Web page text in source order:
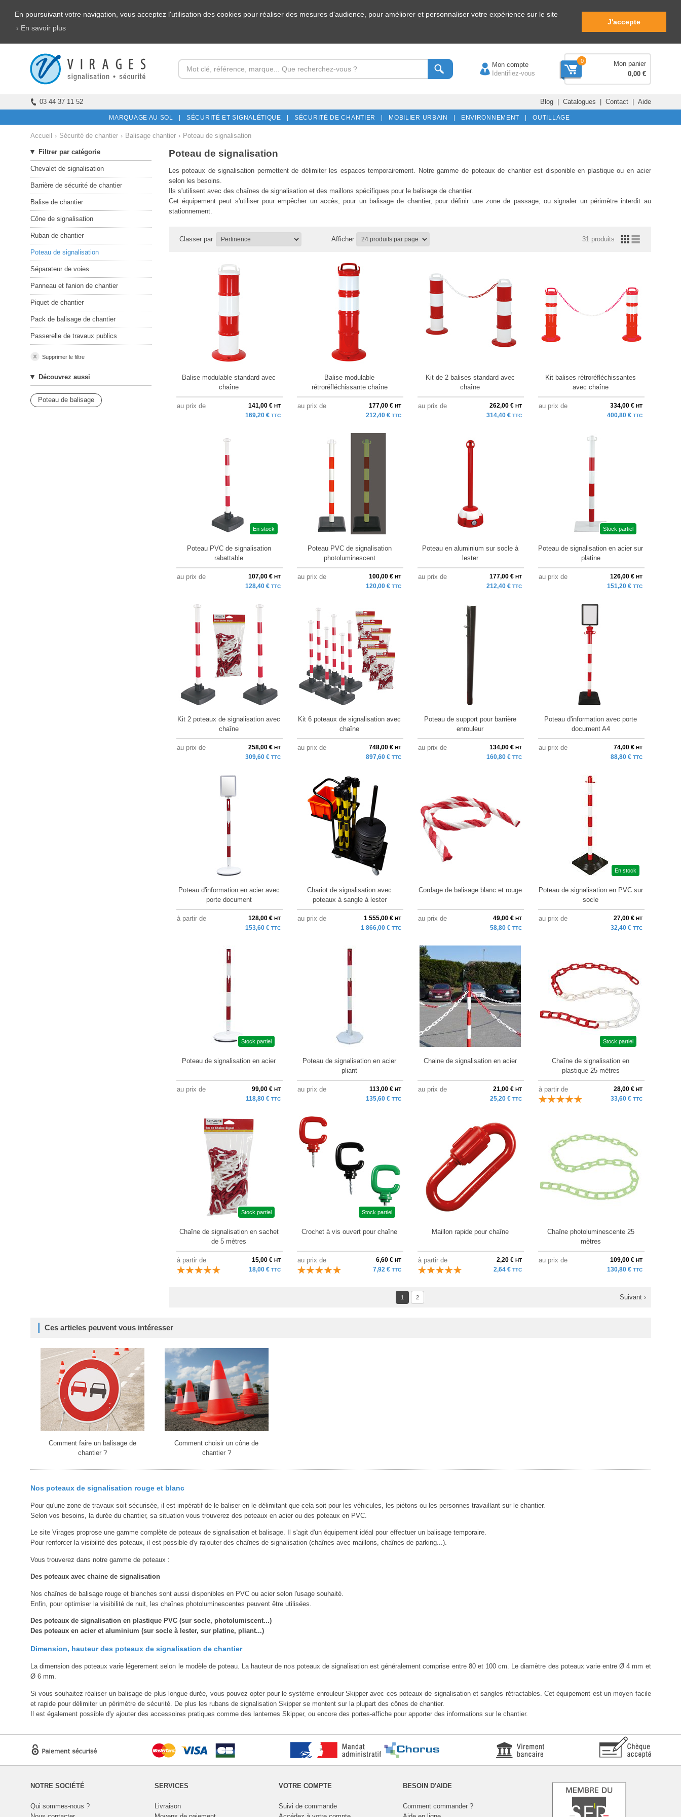
En poursuivant votre navigation, vous acceptez l'utilisation des cookies pour réaliser des mesures d'audience, pour améliorer et personnaliser votre expérience sur le site
› En savoir plus
J'accepte
Mon compte
Identifiez-vous
0
Mon panier
0,00 €
03 44 37 11 52 Blog| Catalogues | Contact| Aide
MARQUAGE AU SOL | SÉCURITÉ ET SIGNALÉTIQUE | SÉCURITÉ DE CHANTIER | MOBILIER URBAIN | ENVIRONNEMENT | OUTILLAGE
Accueil › Sécurité de chantier › Balisage chantier › Poteau de signalisation
Filtrer par catégorie
Chevalet de signalisation
Barrière de sécurité de chantier
Balise de chantier
Cône de signalisation
Ruban de chantier
Poteau de signalisation
Séparateur de voies
Panneau et fanion de chantier
Piquet de chantier
Pack de balisage de chantier
Passerelle de travaux publics
Supprimer le filtre
Découvrez aussi
Poteau de balisage
Poteau de signalisation
Les poteaux de signalisation permettent de délimiter les espaces temporairement. Notre gamme de poteaux de chantier est disponible en plastique ou en acier
selon les besoins.
Ils s'utilisent avec des chaînes de signalisation et des maillons spécifiques pour le balisage de chantier.
Cet équipement peut s'utiliser pour empêcher un accès, pour un balisage de chantier, pour définir une zone de passage, ou signaler un périmètre interdit au
stationnement.
Classer par Afficher 31 produits
Balise modulable standard avec
chaîne
au prix de 141,00 € HT
169,20 € TTC
Balise modulable
rétroréfléchissante chaîne
au prix de 177,00 € HT
212,40 € TTC
Kit de 2 balises standard avec
chaîne
au prix de 262,00 € HT
314,40 € TTC
Kit balises rétroréfléchissantes
avec chaîne
au prix de 334,00 € HT
400,80 € TTC
En stock
Poteau PVC de signalisation
rabattable
au prix de 107,00 € HT
128,40 € TTC
Poteau PVC de signalisation
photoluminescent
au prix de 100,00 € HT
120,00 € TTC
Poteau en aluminium sur socle à
lester
au prix de 177,00 € HT
212,40 € TTC
Stock partiel
Poteau de signalisation en acier sur
platine
au prix de 126,00 € HT
151,20 € TTC
Kit 2 poteaux de signalisation avec
chaîne
au prix de 258,00 € HT
309,60 € TTC
Kit 6 poteaux de signalisation avec
chaîne
au prix de 748,00 € HT
897,60 € TTC
Poteau de support pour barrière
enrouleur
au prix de 134,00 € HT
160,80 € TTC
Poteau d'information avec porte
document A4
au prix de 74,00 € HT
88,80 € TTC
Poteau d'information en acier avec
porte document
à partir de 128,00 € HT
153,60 € TTC
Chariot de signalisation avec
poteaux à sangle à lester
au prix de 1 555,00 € HT
1 866,00 € TTC
Cordage de balisage blanc et rouge
au prix de 49,00 € HT
58,80 € TTC
En stock
Poteau de signalisation en PVC sur
socle
au prix de 27,00 € HT
32,40 € TTC
Stock partiel
Poteau de signalisation en acier
au prix de 99,00 € HT
118,80 € TTC
Poteau de signalisation en acier
pliant
au prix de 113,00 € HT
135,60 € TTC
Chaine de signalisation en acier
au prix de 21,00 € HT
25,20 € TTC
Stock partiel
Chaîne de signalisation en
plastique 25 mètres
à partir de 28,00 € HT
33,60 € TTC
Stock partiel
Chaîne de signalisation en sachet
de 5 mètres
à partir de 15,00 € HT
18,00 € TTC
Stock partiel
Crochet à vis ouvert pour chaîne
au prix de 6,60 € HT
7,92 € TTC
Maillon rapide pour chaîne
à partir de 2,20 € HT
2,64 € TTC
Chaîne photoluminescente 25
mètres
au prix de 109,00 € HT
130,80 € TTC
1 2 Suivant ›
Ces articles peuvent vous intéresser
Comment faire un balisage de
chantier ?
Comment choisir un cône de
chantier ?
Nos poteaux de signalisation rouge et blanc
Pour qu'une zone de travaux soit sécurisée, il est impératif de le baliser en le délimitant que cela soit pour les véhicules, les piétons ou les personnes travaillant sur le chantier.
Selon vos besoins, la durée du chantier, sa situation vous trouverez des poteaux en acier ou des poteaux en PVC.
Le site Virages proprose une gamme complète de poteaux de signalisation et balisage. Il s'agit d'un équipement idéal pour effectuer un balisage temporaire.
Pour renforcer la visibilité des poteaux, il est possible d'y rajouter des chaînes de signalisation (chaînes avec maillons, chaînes de parking...).
Vous trouverez dans notre gamme de poteaux :
Des poteaux avec chaine de signalisation
Nos chaînes de balisage rouge et blanches sont aussi disponibles en PVC ou acier selon l'usage souhaité.
Enfin, pour optimiser la visibilité de nuit, les chaînes photoluminescentes peuvent être utilisées.
Des poteaux de signalisation en plastique PVC (sur socle, photolumiscent...)
Des poteaux en acier et aluminium (sur socle à lester, sur platine, pliant...)
Dimension, hauteur des poteaux de signalisation de chantier
La dimension des poteaux varie légerement selon le modèle de poteau. La hauteur de nos poteaux de signalisation est généralement comprise entre 80 et 100 cm. Le diamètre des poteaux varie entre Ø 4 mm et
Ø 6 mm.
Si vous souhaitez réaliser un balisage de plus longue durée, vous pouvez opter pour le système enrouleur Skipper avec ces poteaux de signalisation et sangles rétractables. Cet équipement est un moyen facile
et rapide pour délimiter un périmètre de sécurité. De plus les rubans de signalisation Skipper se montent sur la plupart des cônes de chantier.
Il est également possible d'y ajouter des accessoires pratiques comme des lanternes Skipper, ou encore des portes-affiche pour apporter des informations sur le chantier.
NOTRE SOCIÉTÉ
Qui sommes-nous ?
SERVICES
Livraison
VOTRE COMPTE
Suivi de commande
BESOIN D'AIDE
Comment commander ?